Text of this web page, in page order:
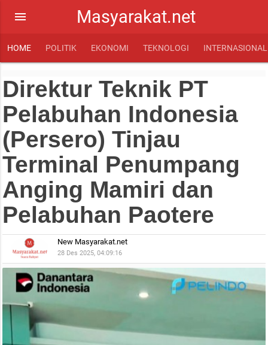
Masyarakat.net
menu
HOME POLITIK EKONOMI TEKNOLOGI INTERNASIONAL
Direktur Teknik PT
Pelabuhan Indonesia
(Persero) Tinjau
Terminal Penumpang
Anging Mamiri dan
Pelabuhan Paotere
New Masyarakat.net
28 Des 2025, 04:09:16